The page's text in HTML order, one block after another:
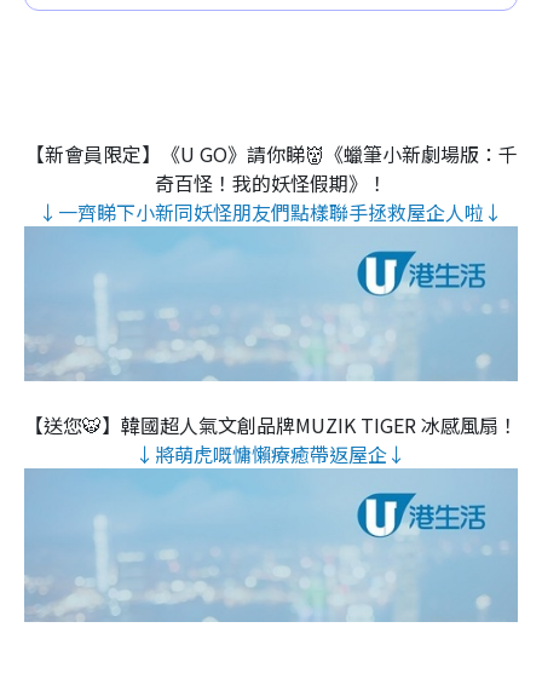
【新會員限定】《U GO》請你睇👹《蠟筆小新劇場版：千
奇百怪！我的妖怪假期》！
↓一齊睇下小新同妖怪朋友們點樣聯手拯救屋企人啦↓
【送您🐯】韓國超人氣文創品牌MUZIK TIGER 冰感風扇！
↓將萌虎嘅慵懶療癒帶返屋企↓